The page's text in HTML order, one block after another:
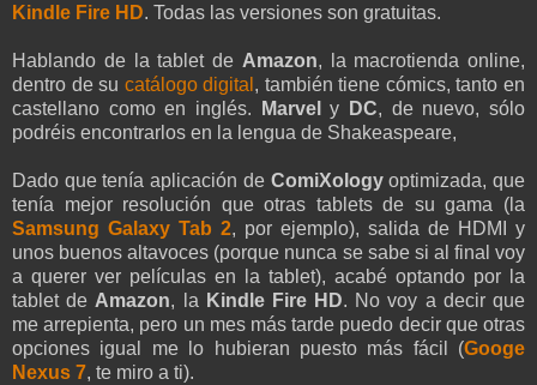
Kindle Fire HD. Todas las versiones son gratuitas.
Hablando de la tablet de Amazon, la macrotienda online,
dentro de su catálogo digital , también tiene cómics, tanto en
castellano como en inglés.
Marvely DC, de nuevo, sólo
podréis encontrarlos en la lengua de Shakeaspeare,
Dado que tenía aplicación de ComiXologyoptimizada, que
tenía mejor resolución que otras tablets de su gama (la
Samsung Galaxy Tab 2, por ejemplo), salida de HDMI y
unos buenos altavoces (porque nunca se sabe si al final voy
a querer ver películas en la tablet), acabé optando por la
tablet de Amazon, la Kindle Fire HD. No voy a decir que
me arrepienta, pero un mes más tarde puedo decir que otras
opciones igual me lo hubieran puesto más fácil (Googe
Nexus 7, te miro a ti).